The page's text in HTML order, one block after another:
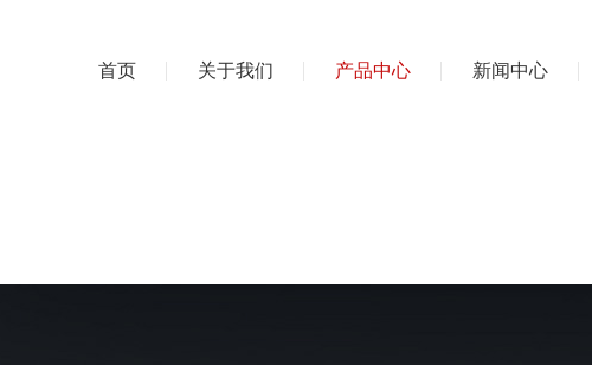
首页 关于我们 产品中心 新闻中心